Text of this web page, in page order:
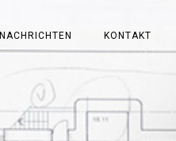
NACHRICHTEN KONTAKT